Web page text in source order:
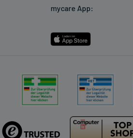
mycare App: